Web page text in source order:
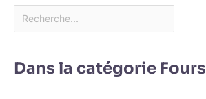
Dans la catégorie Fours